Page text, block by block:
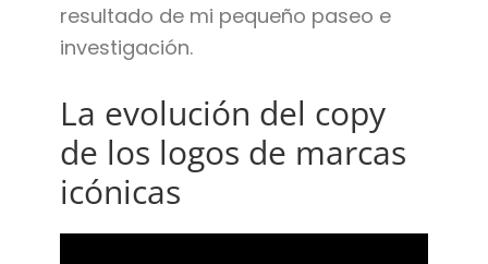
resultado de mi pequeño paseo e
investigación.
La evolución del copy
de los logos de marcas
icónicas